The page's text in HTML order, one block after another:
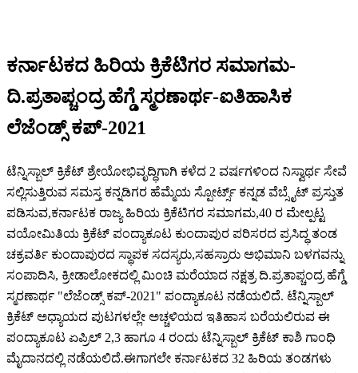
ಕರ್ನಾಟಕದ ಹಿರಿಯ ಕ್ರಿಕೆಟಿಗರ ಸಮಾಗಮ-
ದಿ‌.ಪ್ರತಾಪ್ಚಂದ್ರ ಹೆಗ್ಡೆ ಸ್ಮರಣಾರ್ಥ-ಐತಿಹಾಸಿಕ
ಲೆಜೆಂಡ್ಸ್ ಕಪ್-2021
ಟೆನ್ನಿಸ್ಬಾಲ್ ಕ್ರಿಕೆಟ್ ಶ್ರೇಯೋಭಿವೃದ್ಧಿಗಾಗಿ ಕಳೆದ 2 ವರ್ಷಗಳಿಂದ ನಿಸ್ವಾರ್ಥ ಸೇವೆ
ಸಲ್ಲಿಸುತ್ತಿರುವ ಸಮಸ್ತ ಕನ್ನಡಿಗರ ಹೆಮ್ಮೆಯ ಸ್ಪೋರ್ಟ್ಸ್ ಕನ್ನಡ ವೆಬ್ಸೈಟ್ ಪ್ರಸ್ತುತ
ಪಡಿಸುವ,ಕರ್ನಾಟಕ ರಾಜ್ಯ ಹಿರಿಯ ಕ್ರಿಕೆಟಿಗರ ಸಮಾಗಮ,40 ರ ಮೇಲ್ಪಟ್ಟ
ವಯೋಮಿತಿಯ ಕ್ರಿಕೆಟ್ ಪಂದ್ಯಾಕೂಟ ಕುಂದಾಪುರ ಪರಿಸರದ ಪ್ರಸಿದ್ಧ ತಂಡ
ಚಕ್ರವರ್ತಿ ಕುಂದಾಪುರದ ಸ್ಥಾಪಕ ಸದಸ್ಯರು,ಸಹಸ್ರಾರು ಅಭಿಮಾನಿ ಬಳಗವನ್ನು
ಸಂಪಾದಿಸಿ, ಕ್ರೀಡಾಲೋಕದಲ್ಲಿ ಮಿಂಚಿ ಮರೆಯಾದ ನಕ್ಷತ್ರ ದಿ.ಪ್ರತಾಪ್ಚಂದ್ರ ಹೆಗ್ಡೆ
ಸ್ಮರಣಾರ್ಥ "ಲೆಜೆಂಡ್ಸ್ ಕಪ್-2021" ಪಂದ್ಯಾಕೂಟ ನಡೆಯಲಿದೆ. ಟೆನ್ನಿಸ್ಬಾಲ್
ಕ್ರಿಕೆಟ್ ಅಧ್ಯಾಯದ ಪುಟಗಳಲ್ಲೇ ಅಚ್ಚಳಿಯದ ಇತಿಹಾಸ ಬರೆಯಲಿರುವ ಈ
ಪಂದ್ಯಾಕೂಟ ಏಪ್ರಿಲ್ 2,3 ಹಾಗೂ 4 ರಂದು ಟೆನ್ನಿಸ್ಬಾಲ್ ಕ್ರಿಕೆಟ್ ಕಾಶಿ ಗಾಂಧಿ
ಮೈದಾನದಲ್ಲಿ ನಡೆಯಲಿದೆ.ಈಗಾಗಲೇ ಕರ್ನಾಟಕದ 32 ಹಿರಿಯ ತಂಡಗಳು